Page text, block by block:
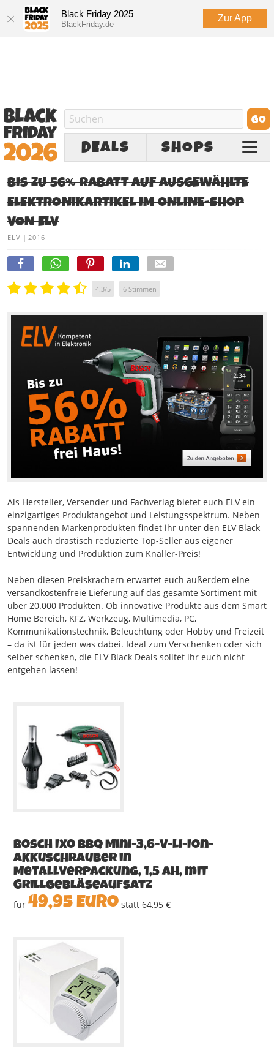
Black Friday 2025
BlackFriday.de
Zur App
DEALS SHOPS
BIS ZU 56% RABATT AUF AUSGEWÄHLTE
ELEKTRONIKARTIKEL IM ONLINE-SHOP
VON ELV
ELV | 2016
4.3/5 6 Stimmen
Als Hersteller, Versender und Fachverlag bietet euch ELV ein
einzigartiges Produktangebot und Leistungsspektrum. Neben
spannenden Markenprodukten findet ihr unter den ELV Black
Deals auch drastisch reduzierte Top-Seller aus eigener
Entwicklung und Produktion zum Knaller-Preis!
Neben diesen Preiskrachern erwartet euch außerdem eine
versandkostenfreie Lieferung auf das gesamte Sortiment mit
über 20.000 Produkten. Ob innovative Produkte aus dem Smart
Home Bereich, KFZ, Werkzeug, Multimedia, PC,
Kommunikationstechnik, Beleuchtung oder Hobby und Freizeit
– da ist für jeden was dabei. Ideal zum Verschenken oder sich
selber schenken, die ELV Black Deals solltet ihr euch nicht
entgehen lassen!
Bosch IXO BBQ Mini-3,6-V-Li-Ion-
Akkuschrauber in
Metallverpackung, 1,5 Ah, mit
Grillgebläseaufsatz
für 49,95 Euro statt 64,95 €